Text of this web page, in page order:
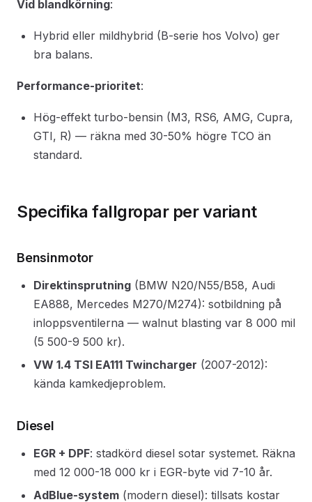
Vid blandkörning:
Hybrid eller mildhybrid (B-serie hos Volvo) ger
bra balans.
Performance-prioritet:
Hög-effekt turbo-bensin (M3, RS6, AMG, Cupra,
GTI, R) — räkna med 30-50% högre TCO än
standard.
Specifika fallgropar per variant
Bensinmotor
Direktinsprutning (BMW N20/N55/B58, Audi
EA888, Mercedes M270/M274): sotbildning på
inloppsventilerna — walnut blasting var 8 000 mil
(5 500-9 500 kr).
VW 1.4 TSI EA111 Twincharger (2007-2012):
kända kamkedjeproblem.
Diesel
EGR + DPF: stadkörd diesel sotar systemet. Räkna
med 12 000-18 000 kr i EGR-byte vid 7-10 år.
AdBlue-system (modern diesel): tillsats kostar